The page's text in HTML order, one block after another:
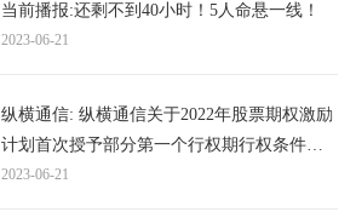
当前播报:还剩不到40小时！5人命悬一线！
2023-06-21
纵横通信: 纵横通信关于2022年股票期权激励
计划首次授予部分第一个行权期行权条件成
就的公告
2023-06-21